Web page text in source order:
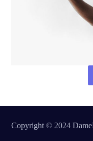
Copyright © 2024